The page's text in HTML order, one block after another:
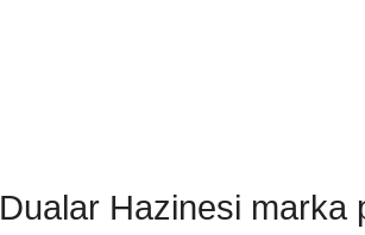
Dualar Hazinesi marka